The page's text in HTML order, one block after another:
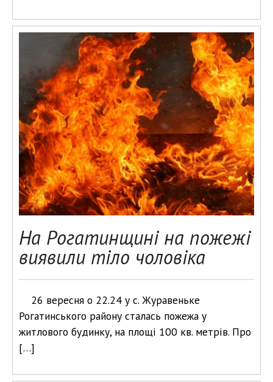
На Рогатинщині на пожежі
виявили тіло чоловіка
26 вересня о 22.24 у с. Журавеньке
Рогатинського району сталась пожежа у
житлового будинку, на площі 100 кв. метрів. Про
[…]